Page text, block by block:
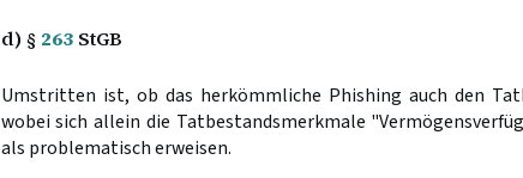
d) § 263StGB
Umstritten ist, ob das herkömmliche Phishing auch den
wobei sich allein die Tatbestandsmerkmale
als problematisch erweisen.